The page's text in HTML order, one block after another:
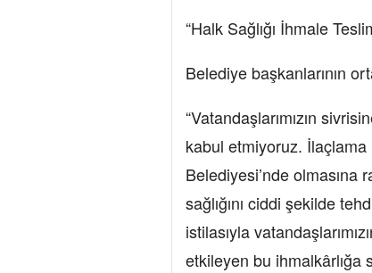
“Halk Sağlığı İhmale
Belediye başkanlarının
“Vatandaşlarımızın
kabul etmiyoruz.
Belediyesi’nde olmasına
sağlığını ciddi şekilde
istilasıyla
etkileyen bu ihmalkârlığa